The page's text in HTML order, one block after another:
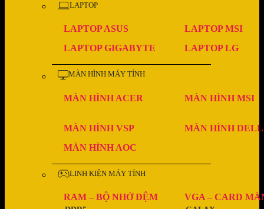
LAPTOP
LAPTOP ASUS
LAPTOP MSI
LAPTOP GIGABYTE
LAPTOP LG
MÀN HÌNH MÁY TÍNH
MÀN HÌNH ACER MÀN HÌNH MSI
MÀN HÌNH VSP
MÀN HÌNH DELL
MÀN HÌNH AOC
LINH KIỆN MÁY TÍNH
RAM – BỘ NHỚ ĐỆM VGA – CARD